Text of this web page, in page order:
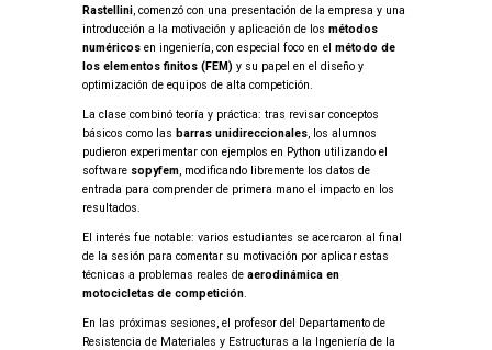
Rastellini, comenzó con una presentación de la empresa y una
introducción a la motivación y aplicación de los métodos
numéricos en ingeniería, con especial foco en el método de
los elementos finitos (FEM) y su papel en el diseño y
optimización de equipos de alta competición.
La clase combinó teoría y práctica: tras revisar conceptos
básicos como las barras unidireccionales, los alumnos
pudieron experimentar con ejemplos en Python utilizando el
software sopyfem, modificando libremente los datos de
entrada para comprender de primera mano el impacto en los
resultados.
El interés fue notable: varios estudiantes se acercaron al final
de la sesión para comentar su motivación por aplicar estas
técnicas a problemas reales de aerodinámica en
motocicletas de competición.
En las próximas sesiones, el profesor del Departamento de
Resistencia de Materiales y Estructuras a la Ingeniería de la